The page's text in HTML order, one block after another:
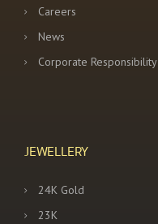
Careers
News
Corporate Responsibility
JEWELLERY
24K Gold
23K